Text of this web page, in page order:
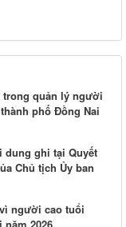
trong quản lý người
phố Đồng Nai
dung ghi tại Quyết
Chủ tịch Ủy ban
người cao tuổi